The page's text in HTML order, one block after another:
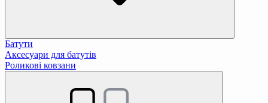
Батути
Аксесуари для батутів
Роликові ковзани